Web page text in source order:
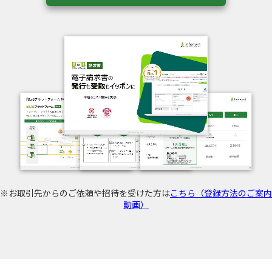
※お取引先からのご依頼や招待を受けた方はこちら（登録方法のご案内
動画）